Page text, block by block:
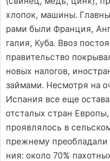
хло­пок, ма­ши­ны.
ра­ми бы­ли Фран­ция,
га­лия, Ку­ба. Ввоз
пра­ви­тель­с­т­во
но­вых на­ло­гов,
зай­ма­ми. Нес­мот­ря на
Ис­па­ния все еще
от­с­та­лых стран
про­яв­ля­лось в
преж­не­му
ния: око­ло 70%